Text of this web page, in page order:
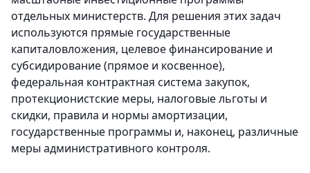
отдельных министерств. Для решения этих задач
используются прямые государственные
капиталовложения, целевое финансирование и
субсидирование (прямое и косвенное),
федеральная контрактная система закупок,
протекционистские меры, налоговые льготы и
скидки, правила и нормы амортизации,
государственные программы и, наконец, различные
меры административного контроля.